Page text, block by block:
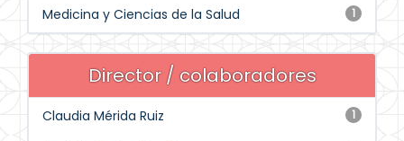
1
Medicina y Ciencias de la Salud
Director / colaboradores
1
Claudia Mérida Ruiz